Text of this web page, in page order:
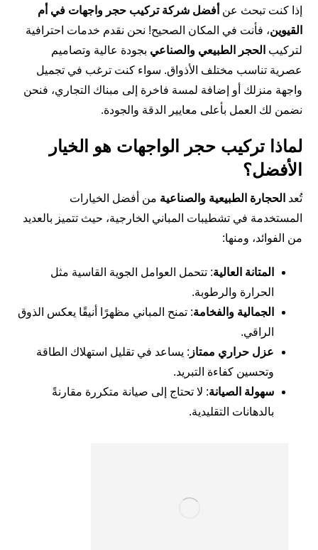
إذا كنت تبحث عن أفضل شركة تركيب حجر واجهات في أم
القيوين، فأنت في المكان الصحيح! نحن نقدم خدمات احترافية
لتركيب الحجر الطبيعي والصناعي بجودة عالية وتصاميم
عصرية تناسب مختلف الأذواق. سواء كنت ترغب في تجميل
واجهة منزلك أو إضافة لمسة فاخرة إلى مبناك التجاري، فنحن
نضمن لك العمل بأعلى معايير الدقة والجودة.
لماذا تركيب حجر الواجهات هو الخيار
الأفضل؟
تُعد الحجارة الطبيعية والصناعية من أفضل الخيارات
المستخدمة في تشطيبات المباني الخارجية، حيث تتميز بالعديد
من الفوائد، ومنها:
المتانة العالية: تتحمل العوامل الجوية القاسية مثل
الحرارة والرطوبة.
الجمالية والفخامة: تمنح المباني مظهرًا أنيقًا يعكس الذوق
الراقي.
عزل حراري ممتاز : يساعد في تقليل استهلاك الطاقة
وتحسين كفاءة التبريد.
سهولة الصيانة: لا تحتاج إلى صيانة متكررة مقارنةً
بالدهانات التقليدية.